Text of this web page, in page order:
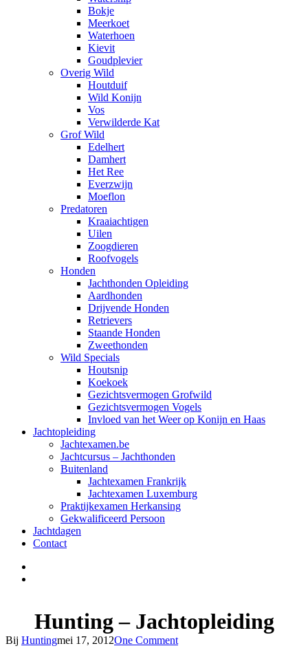
Bokje
Meerkoet
Waterhoen
Kievit
Goudplevier
Overig Wild
Houtduif
Wild Konijn
Vos
Verwilderde Kat
Grof Wild
Edelhert
Damhert
Het Ree
Everzwijn
Moeflon
Predatoren
Kraaiachtigen
Uilen
Zoogdieren
Roofvogels
Honden
Jachthonden Opleiding
Aardhonden
Drijvende Honden
Retrievers
Staande Honden
Zweethonden
Wild Specials
Houtsnip
Koekoek
Gezichtsvermogen Grofwild
Gezichtsvermogen Vogels
Invloed van het Weer op Konijn en Haas
Jachtopleiding
Jachtexamen.be
Jachtcursus – Jachthonden
Buitenland
Jachtexamen Frankrijk
Jachtexamen Luxemburg
Praktijkexamen Herkansing
Gekwalificeerd Persoon
Jachtdagen
Contact
Hunting – Jachtopleiding
Bij Huntingmei 17, 2012One Comment